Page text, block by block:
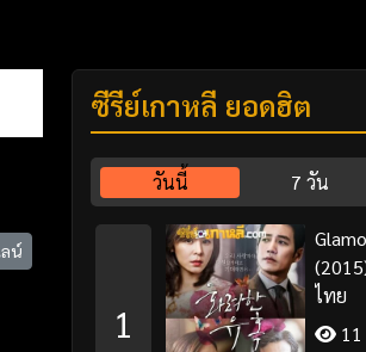
น์
ซีรี่ย์เกาหลี ยอดฮิต
วันนี้ 7 วัน
1
ไทย